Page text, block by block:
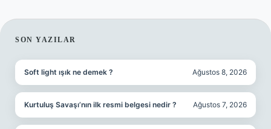
SIDEBAR
SON YAZILAR
Soft light ışık ne demek ? Ağustos 8, 2026
Kurtuluş Savaşı’nın ilk resmi belgesi nedir ? Ağustos 7, 2026